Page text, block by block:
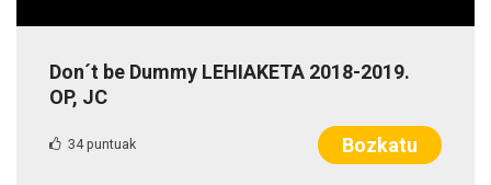
Don´t be Dummy LEHIAKETA 2018-2019.
OP, JC
34 puntuak Bozkatu